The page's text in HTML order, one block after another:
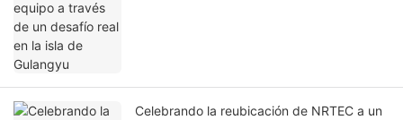
Celebrando la reubicación de NRTEC a un